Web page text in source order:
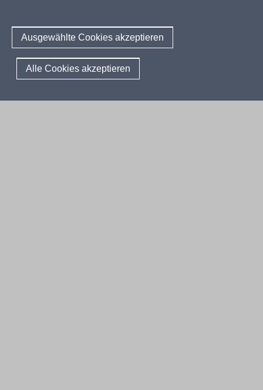
Ausgewählte Cookies akzeptieren
Alle Cookies akzeptieren
Ergebnisberichte
Fragen und Antworten
Rechtsgrundlagen
Termine
Ergebnisberichte
Sprachfeststellungsprüfung
Sprachprüfung im HSU
Kontakt
© 2026 Standardsicherung
Fußzeile
Impressum Datenschutzerklärung